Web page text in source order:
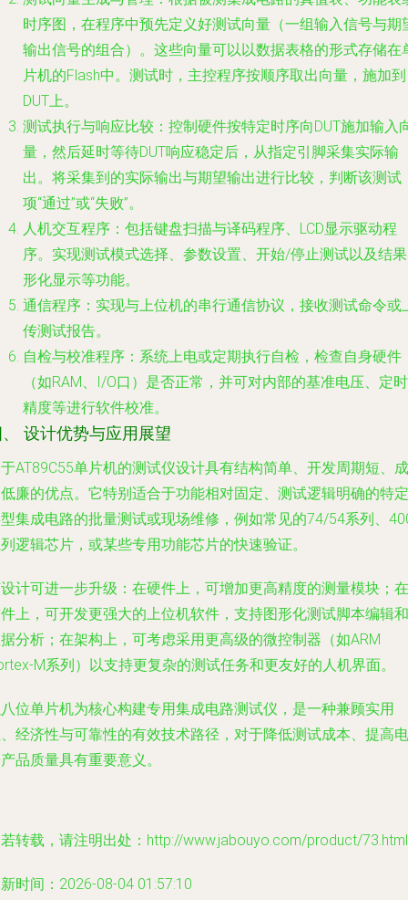
时序图，在程序中预先定义好测试向量（一组输入信号与期
输出信号的组合）。这些向量可以以数据表格的形式存储在
片机的Flash中。测试时，主控程序按顺序取出向量，施加到
DUT上。
测试执行与响应比较 ：控制硬件按特定时序向DUT施加输入
量，然后延时等待DUT响应稳定后，从指定引脚采集实际输
出。将采集到的实际输出与期望输出进行比较，判断该测试
项“通过”或“失败”。
人机交互程序 ：包括键盘扫描与译码程序、LCD显示驱动程
序。实现测试模式选择、参数设置、开始/停止测试以及结
形化显示等功能。
通信程序 ：实现与上位机的串行通信协议，接收测试命令或
传测试报告。
自检与校准程序 ：系统上电或定期执行自检，检查自身硬件
（如RAM、I/O口）是否正常，并可对内部的基准电压、定时
精度等进行软件校准。
设计优势与应用展望
AT89C55单片机的测试仪设计具有结构简单、开发周期短、成
廉的优点。它特别适合于功能相对固定、测试逻辑明确的特定
集成电路的批量测试或现场维修，例如常见的74/54系列、
逻辑芯片，或某些专用功能芯片的快速验证。
计可进一步升级：在硬件上，可增加更高精度的测量模块；在
上，可开发更强大的上位机软件，支持图形化测试脚本编辑和
分析；在架构上，可考虑采用更高级的微控制器（如ARM
M系列）以支持更复杂的测试任务和更友好的人机界面。
位单片机为核心构建专用集成电路测试仪，是一种兼顾实用
经济性与可靠性的有效技术路径，对于降低测试成本、提高电
品质量具有重要意义。
转载，请注明出处：http://www.jabouyo.com/product/73.html
时间：2026-08-04 01:57:10